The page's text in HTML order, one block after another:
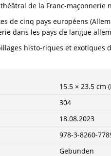
de la Franc-maçonnerie
de cinq pays européens
dans les pays de langue
histo-riques et
15.5 × 23.5 cm
304
18.08.2023
978-3-8260-
Gebunden